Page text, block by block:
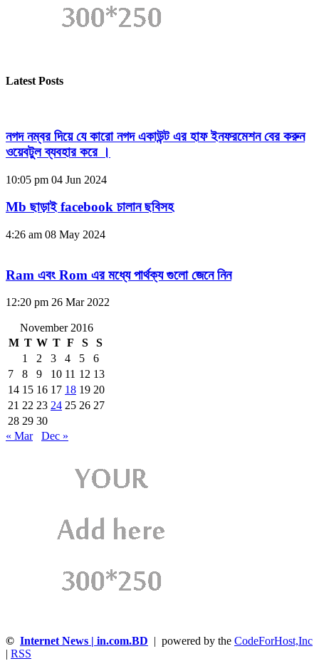
Latest Posts
নগদ নম্বর দিয়ে যে কারো নগদ একাউন্ট এর হাফ ইনফরমেশন বের করুন
ওয়েবটুল ব্যবহার করে ।
10:05 pm 04 Jun 2024
Mb ছাড়াই facebook চালান ছবিসহ
4:26 am 08 May 2024
Ram এবং Rom এর মধ্যে পার্থক্য গুলো জেনে নিন
12:20 pm 26 Mar 2022
November 2016
M T W T F S
S
1
2 3 4 5
6
7
8 9 10 11 12 13
14 15 16 17 18 19 20
21 22 23 24 25 26 27
28 29 30
« Mar
Dec »
© Internet News | in.com.BD | powered by the CodeForHost,Inc
RSS